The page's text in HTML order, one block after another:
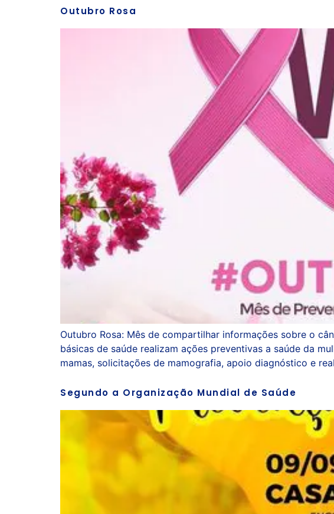
Outubro Rosa
Outubro Rosa: Mês de compartilhar informações sobre o
básicas de saúde realizam ações preventivas a saúde da
mamas, solicitações de mamografia, apoio diagnóstico e
Segundo a Organização Mundial de Saúde